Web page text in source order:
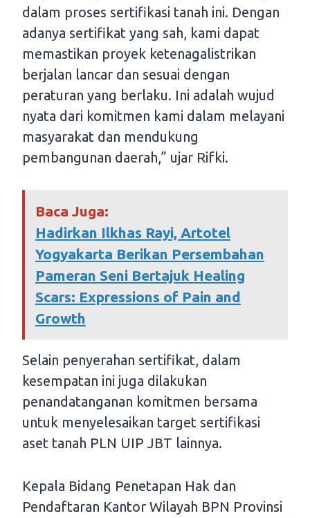
dalam proses sertifikasi tanah ini. Dengan
adanya sertifikat yang sah, kami dapat
memastikan proyek ketenagalistrikan
berjalan lancar dan sesuai dengan
peraturan yang berlaku. Ini adalah wujud
nyata dari komitmen kami dalam melayani
masyarakat dan mendukung
pembangunan daerah,” ujar Rifki.
Baca Juga:
Hadirkan Ilkhas Rayi, Artotel
Yogyakarta Berikan Persembahan
Pameran Seni Bertajuk Healing
Scars: Expressions of Pain and
Growth
Selain penyerahan sertifikat, dalam
kesempatan ini juga dilakukan
penandatanganan komitmen bersama
untuk menyelesaikan target sertifikasi
aset tanah PLN UIP JBT lainnya.
Kepala Bidang Penetapan Hak dan
Pendaftaran Kantor Wilayah BPN Provinsi